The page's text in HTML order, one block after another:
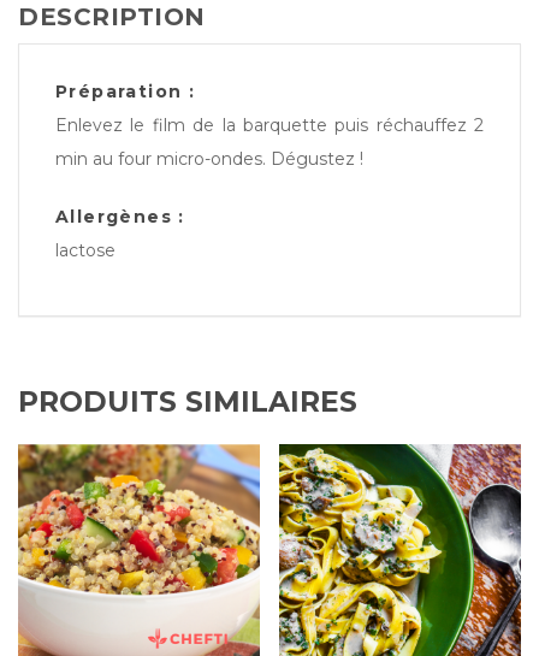
DESCRIPTION
Préparation :
Enlevez le film de la barquette puis réchauffez 2
min au four micro-ondes. Dégustez !
Allergènes :
lactose
PRODUITS SIMILAIRES